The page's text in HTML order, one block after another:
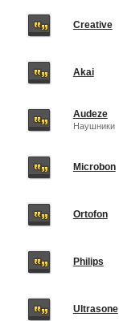
Creative
Akai
Audeze
Наушники
Microbon
Ortofon
Philips
Ultrasone